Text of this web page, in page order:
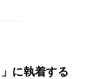
に執着する